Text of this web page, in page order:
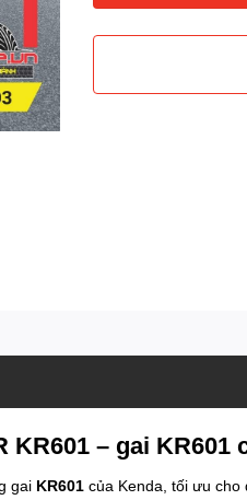
KR601 – gai
gai KR601 của Kenda, tối ưu cho